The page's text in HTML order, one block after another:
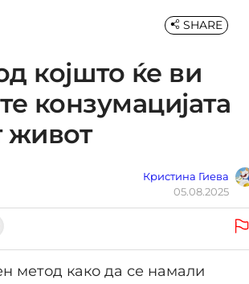
којшто ќе ви
конзумацијата
живот
Кристина Гиева
05.08.2025
SHARE
метод како да се намали